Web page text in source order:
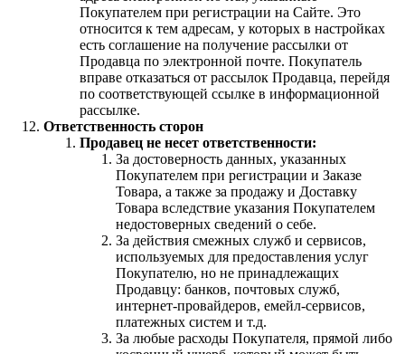
Покупателем при регистрации на Сайте. Это
относится к тем адресам, у которых в настройках
есть соглашение на получение рассылки от
Продавца по электронной почте. Покупатель
вправе отказаться от рассылок Продавца, перейдя
по соответствующей ссылке в информационной
рассылке.
Ответственность сторон
Продавец не несет ответственности:
За достоверность данных, указанных
Покупателем при регистрации и Заказе
Товара, а также за продажу и Доставку
Товара вследствие указания Покупателем
недостоверных сведений о себе.
За действия смежных служб и сервисов,
используемых для предоставления услуг
Покупателю, но не принадлежащих
Продавцу: банков, почтовых служб,
интернет-провайдеров, емейл-сервисов,
платежных систем и т.д.
За любые расходы Покупателя, прямой либо